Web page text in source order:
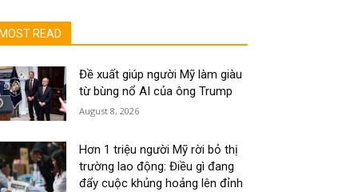
MOST READ
Đề xuất giúp người Mỹ làm giàu
từ bùng nổ AI của ông Trump
August 8, 2026
Hơn 1 triệu người Mỹ rời bỏ thị
trường lao động: Điều gì đang
đẩy cuộc khủng hoảng lên đỉnh